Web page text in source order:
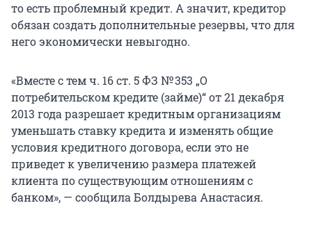
то есть проблемный кредит. А значит, кредитор
обязан создать дополнительные резервы, что для
него экономически невыгодно.
«Вместе с тем ч. 16 ст. 5 ФЗ № 353 „О
потребительском кредите (займе)“ от 21 декабря
2013 года разрешает кредитным организациям
уменьшать ставку кредита и изменять общие
условия кредитного договора, если это не
приведет к увеличению размера платежей
клиента по существующим отношениям с
банком», — сообщила Болдырева Анастасия.